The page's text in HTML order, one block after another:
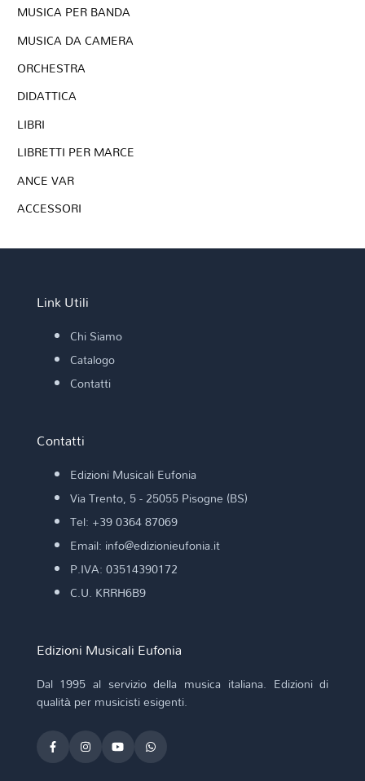
MUSICA PER BANDA
MUSICA DA CAMERA
ORCHESTRA
DIDATTICA
LIBRI
LIBRETTI PER MARCE
ANCE VAR
ACCESSORI
Link Utili
Chi Siamo
Catalogo
Contatti
Contatti
Edizioni Musicali Eufonia
Via Trento, 5 - 25055 Pisogne (BS)
Tel: +39 0364 87069
Email: info@edizionieufonia.it
P.IVA: 03514390172
C.U. KRRH6B9
Edizioni Musicali Eufonia
Dal 1995 al servizio della musica italiana. Edizioni di
qualità per musicisti esigenti.